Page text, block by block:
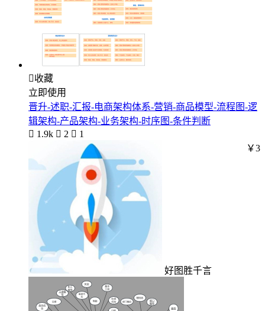
收藏
立即使用
晋升-述职-汇报-电商架构体系-营销-商品模型-流程图-逻
辑架构-产品架构-业务架构-时序图-条件判断
 1.9k  2  1
好图胜千言
￥3